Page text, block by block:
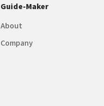
Guide-Maker
About
Company